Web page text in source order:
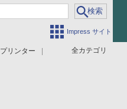
Impress サイト
全カテゴリ
プリンター